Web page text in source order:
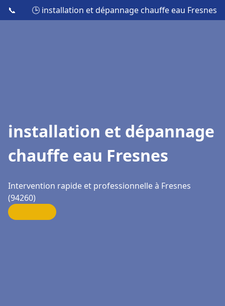
📞 🕒 installation et dépannage chauffe eau Fresnes
installation et dépannage
chauffe eau Fresnes
Intervention rapide et professionnelle à Fresnes
(94260)